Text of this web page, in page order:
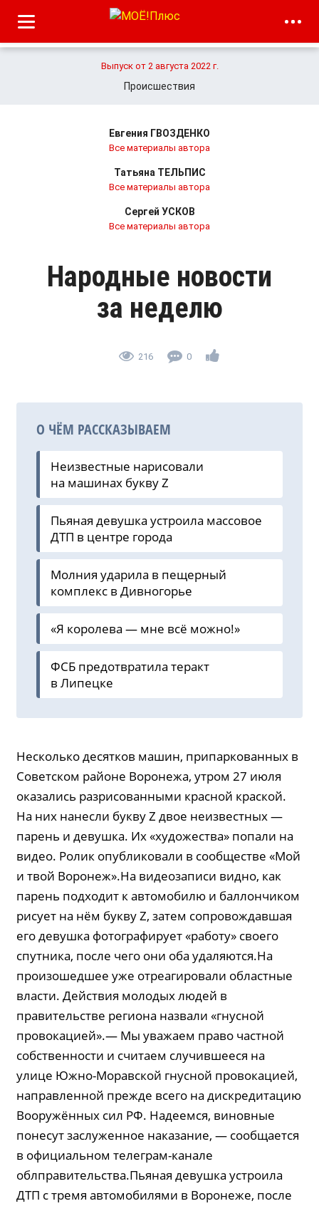
Выпуск от 2 августа 2022 г.
Происшествия
Евгения ГВОЗДЕНКО
Все материалы автора
Татьяна ТЕЛЬПИС
Все материалы автора
Сергей УСКОВ
Все материалы автора
Народные новости
за неделю
216 0
О ЧЁМ РАССКАЗЫВАЕМ
Неизвестные нарисовали
на машинах букву Z
Пьяная девушка устроила массовое
ДТП в центре города
Молния ударила в пещерный
комплекс в Дивногорье
«Я королева — мне всё можно!»
ФСБ предотвратила теракт
в Липецке
Несколько десятков машин, припаркованных в
Советском районе Воронежа, утром 27 июля
оказались разрисованными красной краской.
На них нанесли букву Z двое неизвестных —
парень и девушка. Их «художества» попали на
видео. Ролик опубликовали в сообществе «Мой
и твой Воронеж».На видеозаписи видно, как
парень подходит к автомобилю и баллончиком
рисует на нём букву Z, затем сопровождавшая
его девушка фотографирует «работу» своего
спутника, после чего они оба удаляются.На
произошедшее уже отреагировали областные
власти. Действия молодых людей в
правительстве региона назвали «гнусной
провокацией».— Мы уважаем право частной
собственности и считаем случившееся на
улице Южно-Моравской гнусной провокацией,
направленной прежде всего на дискредитацию
Вооружённых сил РФ. Надеемся, виновные
понесут заслуженное наказание, — сообщается
в официальном телеграм-канале
облправительства.Пьяная девушка устроила
ДТП с тремя автомобилями в Воронеже, после